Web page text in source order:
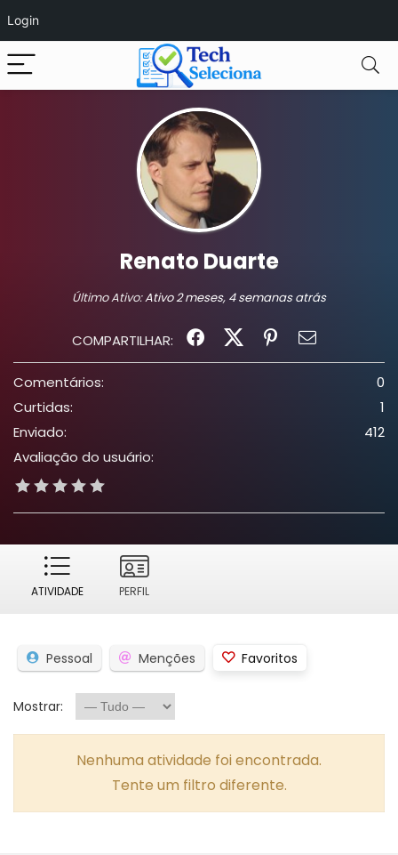
Login
Renato Duarte
Último Ativo:Ativo 2 meses, 4 semanas atrás
COMPARTILHAR:
Comentários:
0
Curtidas:
1
Enviado:
412
Avaliação do usuário:
ATIVIDADE PERFIL
Pessoal Menções Favoritos
Mostrar:
Nenhuma atividade foi encontrada.
Tente um filtro diferente.